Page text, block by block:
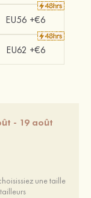
EU56 +€6
EU62 +€6
- 19 août
une taille